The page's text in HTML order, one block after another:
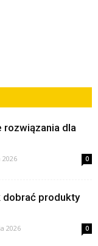
rozwiązania dla
0
dobrać produkty
2026 0